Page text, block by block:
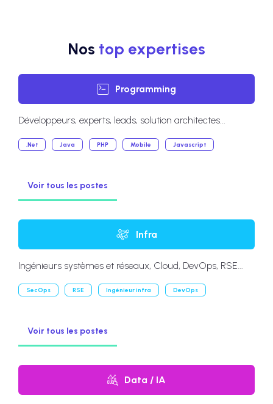
Nos top expertises
Programming
Développeurs, experts, leads, solution architectes...
.Net Java PHP Mobile Javascript
Voir tous les postes
Infra
Ingénieurs systèmes et réseaux, Cloud, DevOps, RSE...
SecOps RSE Ingénieur infra DevOps
Voir tous les postes
Data / IA